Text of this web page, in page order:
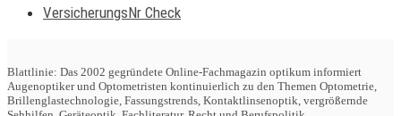
VersicherungsNr Check
Blattlinie: Das 2002 gegründete Online-Fachmagazin optikum informiert
Augenoptiker und Optometristen kontinuierlich zu den Themen Optometrie,
Brillenglastechnologie, Fassungstrends, Kontaktlinsenoptik, vergrößernde